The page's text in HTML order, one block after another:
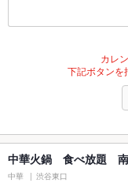
カレ
下記ボタンを
中華火鍋 食べ放題
中華 渋谷東口